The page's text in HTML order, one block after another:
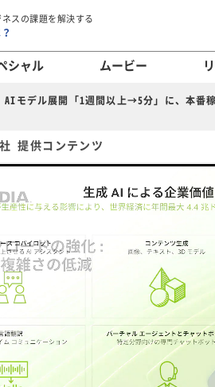
スの課題を解決する
シャル ムービー
AIモデル展開「1週間以上→5分」に、本
提供コンテンツ